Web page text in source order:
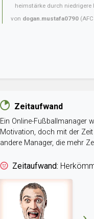
heimstärke durch niedrigere
von dogan.mustafa0790
Zeitaufwand
Ein Online-Fußballmanager
Motivation, doch mit der
andere Manager, die mehr
Zeitaufwand: